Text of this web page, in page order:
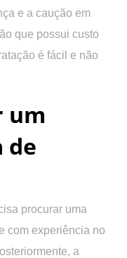
e a caução em
que possui custo
é fácil e não
um
de
procurar uma
com experiência no
a